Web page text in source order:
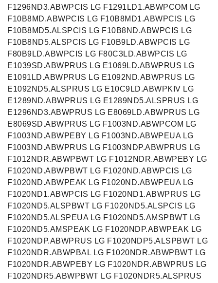
F1296ND3.ABWPCIS LG F1291LD1.ABWPCOM LG
F10B8MD.ABWPCIS LG F10B8MD1.ABWPCIS LG
F10B8MD5.ALSPCIS LG F10B8ND.ABWPCIS LG
F10B8ND5.ALSPCIS LG F10B9LD.ABWPCIS LG
F80B9LD.ABWPCIS LG F80C3LD.ABWPCIS LG
E1039SD.ABWPRUS LG E1069LD.ABWPRUS LG
E1091LD.ABWPRUS LG E1092ND.ABWPRUS LG
E1092ND5.ALSPRUS LG E10C9LD.ABWPKIV LG
E1289ND.ABWPRUS LG E1289ND5.ALSPRUS LG
E1296ND3.ABWPRUS LG E8069LD.ABWPRUS LG
E8069SD.ABWPRUS LG F1003ND.ABWPCOM LG
F1003ND.ABWPEBY LG F1003ND.ABWPEUA LG
F1003ND.ABWPRUS LG F1003NDP.ABWPRUS LG
F1012NDR.ABWPBWT LG F1012NDR.ABWPEBY LG
F1020ND.ABWPBWT LG F1020ND.ABWPCIS LG
F1020ND.ABWPEAK LG F1020ND.ABWPEUA LG
F1020ND1.ABWPCIS LG F1020ND1.ABWPRUS LG
F1020ND5.ALSPBWT LG F1020ND5.ALSPCIS LG
F1020ND5.ALSPEUA LG F1020ND5.AMSPBWT LG
F1020ND5.AMSPEAK LG F1020NDP.ABWPEAK LG
F1020NDP.ABWPRUS LG F1020NDP5.ALSPBWT LG
F1020NDR.ABWPBAL LG F1020NDR.ABWPBWT LG
F1020NDR.ABWPEBY LG F1020NDR.ABWPRUS LG
F1020NDR5.ABWPBWT LG F1020NDR5.ALSPRUS